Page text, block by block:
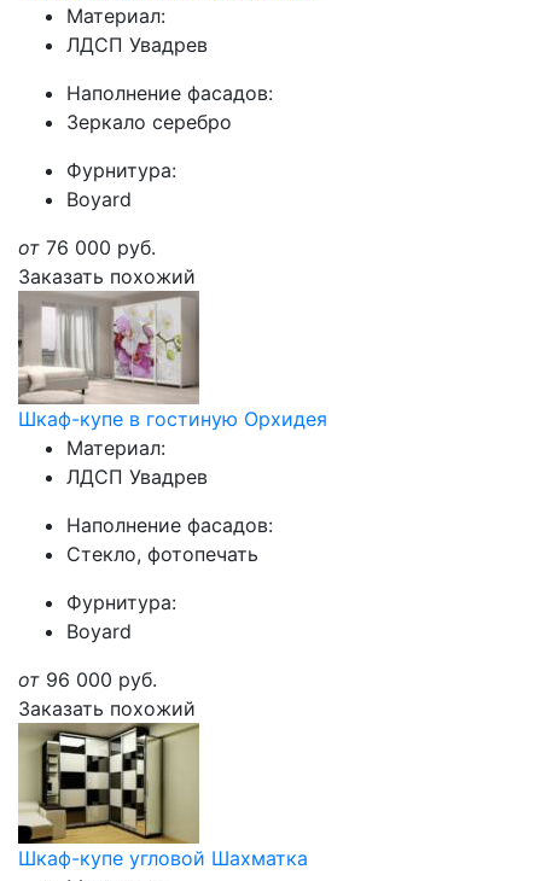
Материал:
ЛДСП Увадрев
Наполнение фасадов:
Зеркало серебро
Фурнитура:
Boyard
от 76 000 руб.
Заказать похожий
Шкаф-купе в гостиную Орхидея
Материал:
ЛДСП Увадрев
Наполнение фасадов:
Стекло, фотопечать
Фурнитура:
Boyard
от 96 000 руб.
Заказать похожий
Шкаф-купе угловой Шахматка